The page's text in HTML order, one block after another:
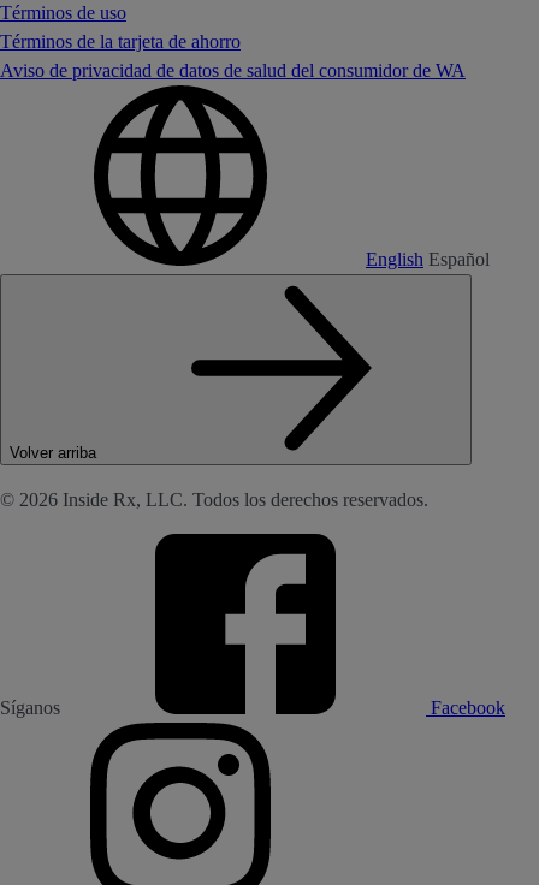
Términos de uso
Términos de la tarjeta de ahorro
Aviso de privacidad de datos de salud del consumidor de WA
English Español
Volver arriba
© 2026 Inside Rx, LLC. Todos los derechos reservados.
Síganos Facebook